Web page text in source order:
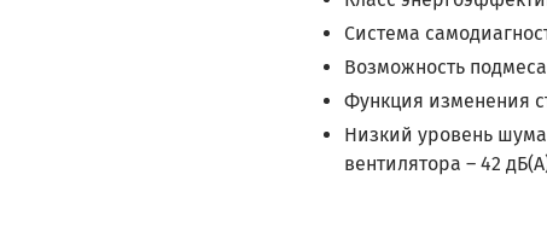
Система
Возможность
Функция изменения
Низкий уровень
вентилятора – 42